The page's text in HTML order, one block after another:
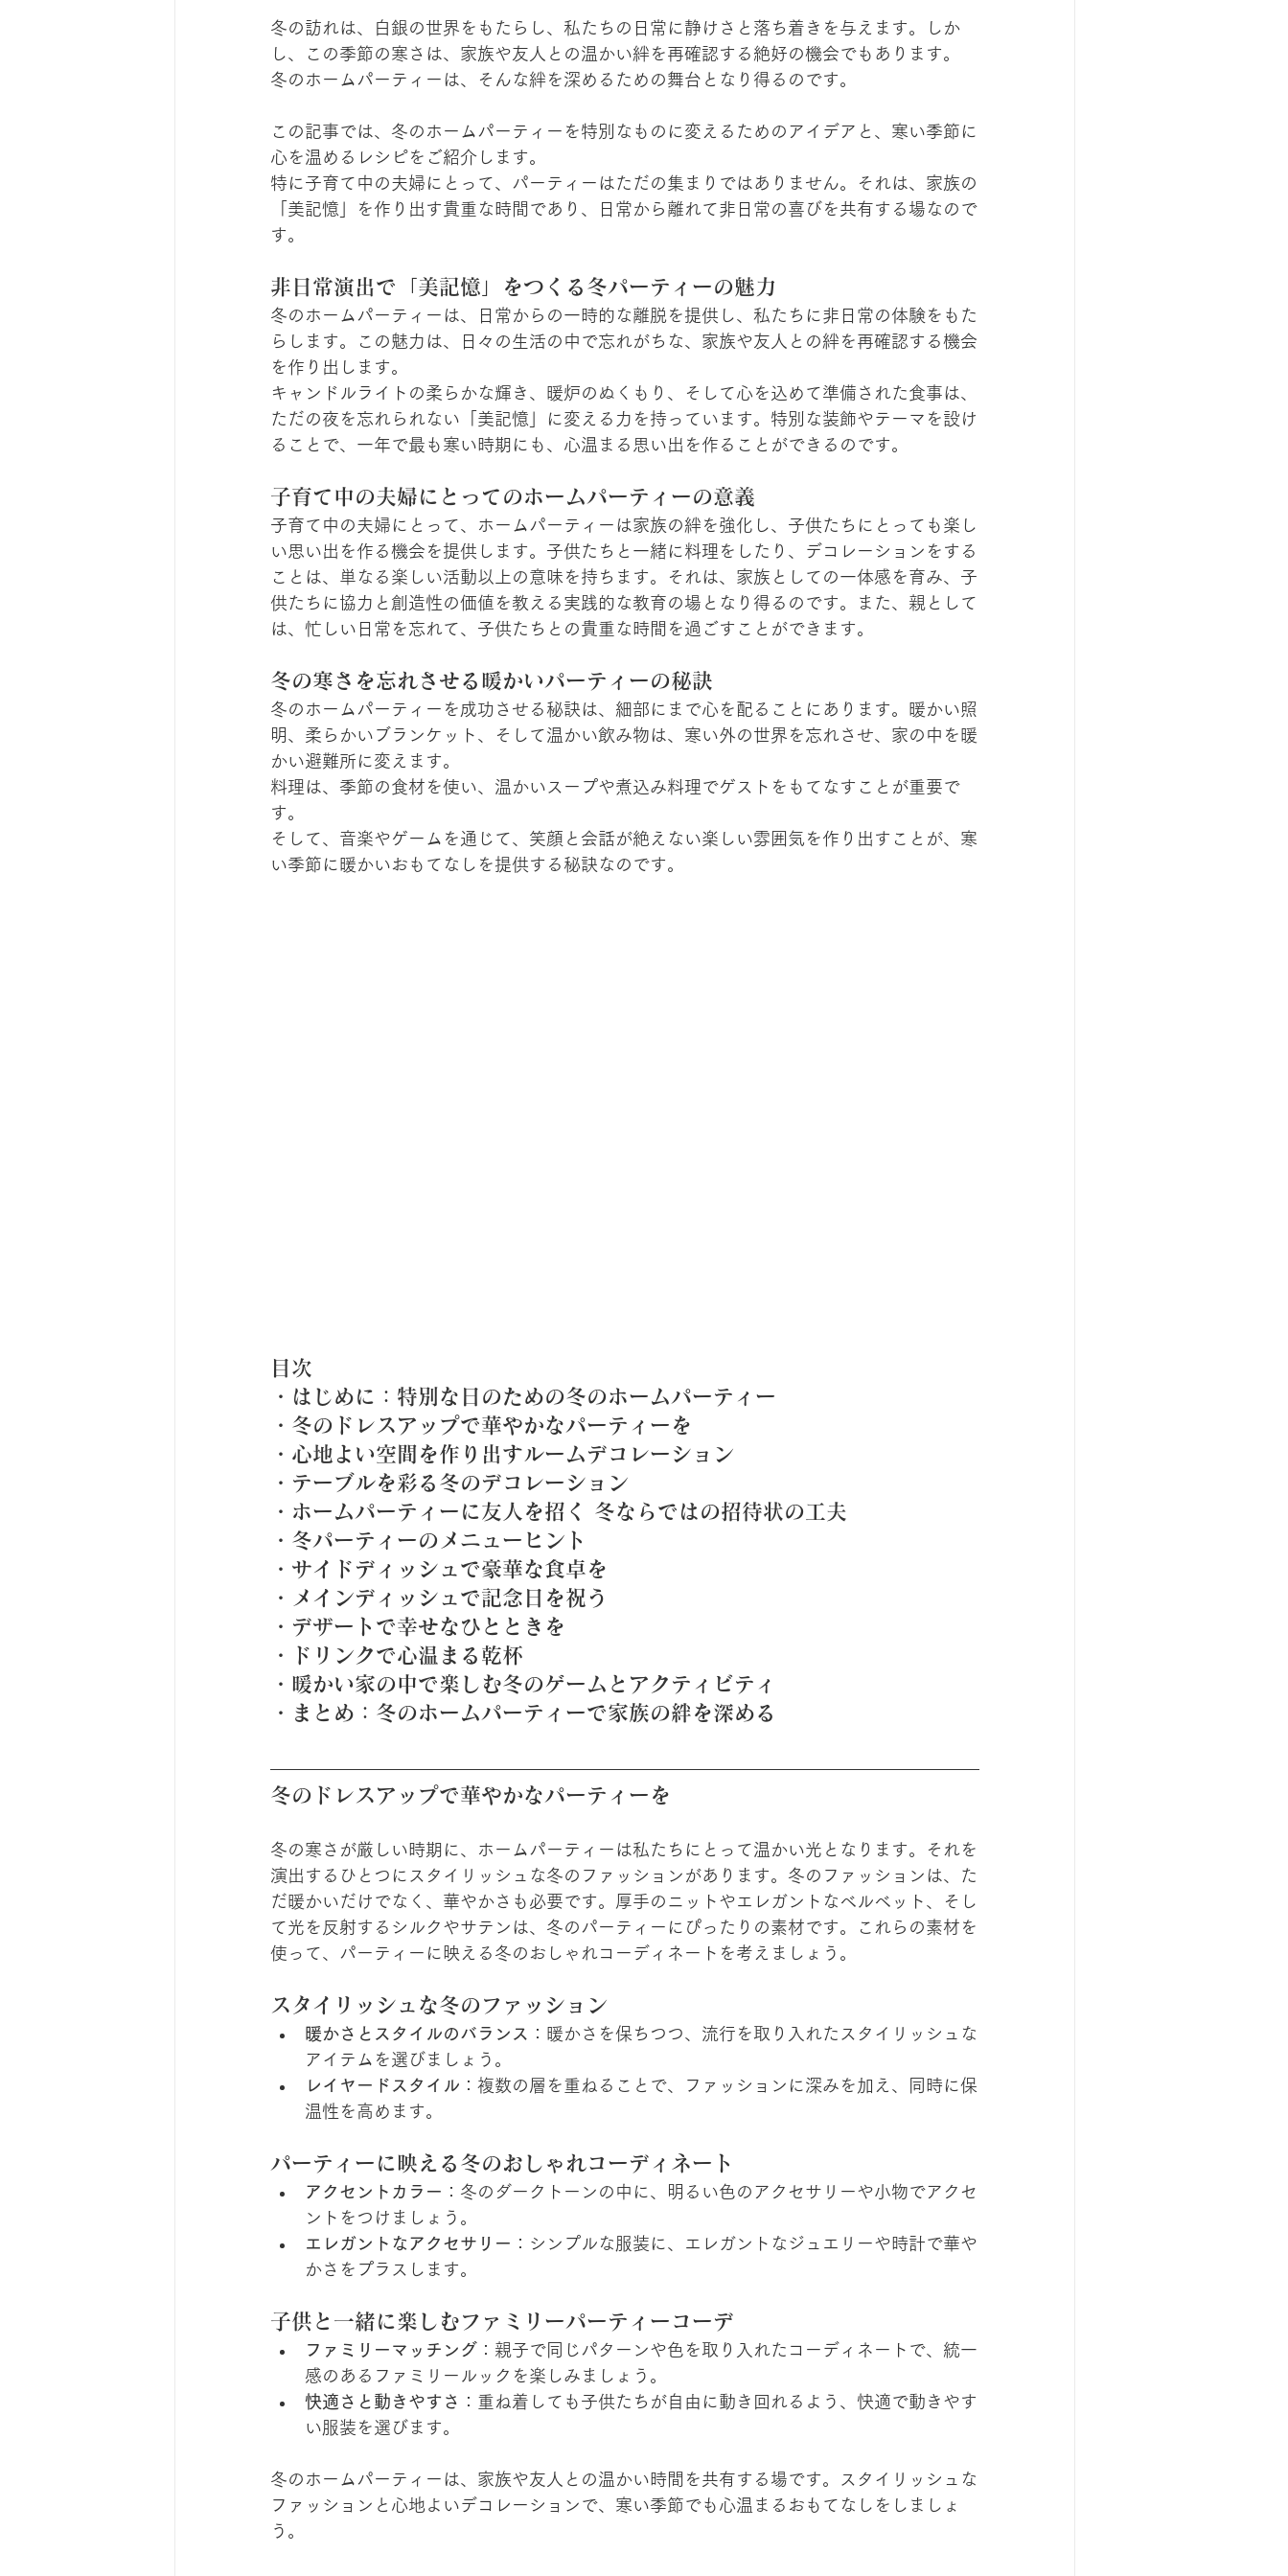
冬の訪れは、白銀の世界をもたらし、私たちの日常に静けさと落ち着きを与えます。しか
し、この季節の寒さは、家族や友人との温かい絆を再確認する絶好の機会でもあります。
冬のホームパーティーは、そんな絆を深めるための舞台となり得るのです。
この記事では、冬のホームパーティーを特別なものに変えるためのアイデアと、寒い季節に
心を温めるレシピをご紹介します。
特に子育て中の夫婦にとって、パーティーはただの集まりではありません。それは、家族の
「美記憶」を作り出す貴重な時間であり、日常から離れて非日常の喜びを共有する場なので
す。
非日常演出で「美記憶」をつくる冬パーティーの魅力
冬のホームパーティーは、日常からの一時的な離脱を提供し、私たちに非日常の体験をもた
らします。この魅力は、日々の生活の中で忘れがちな、家族や友人との絆を再確認する機会
を作り出します。
キャンドルライトの柔らかな輝き、暖炉のぬくもり、そして心を込めて準備された食事は、
ただの夜を忘れられない「美記憶」に変える力を持っています。特別な装飾やテーマを設け
ることで、一年で最も寒い時期にも、心温まる思い出を作ることができるのです。
子育て中の夫婦にとってのホームパーティーの意義
子育て中の夫婦にとって、ホームパーティーは家族の絆を強化し、子供たちにとっても楽し
い思い出を作る機会を提供します。子供たちと一緒に料理をしたり、デコレーションをする
ことは、単なる楽しい活動以上の意味を持ちます。それは、家族としての一体感を育み、子
供たちに協力と創造性の価値を教える実践的な教育の場となり得るのです。また、親として
は、忙しい日常を忘れて、子供たちとの貴重な時間を過ごすことができます。
冬の寒さを忘れさせる暖かいパーティーの秘訣
冬のホームパーティーを成功させる秘訣は、細部にまで心を配ることにあります。暖かい照
明、柔らかいブランケット、そして温かい飲み物は、寒い外の世界を忘れさせ、家の中を暖
かい避難所に変えます。
料理は、季節の食材を使い、温かいスープや煮込み料理でゲストをもてなすことが重要で
す。
そして、音楽やゲームを通じて、笑顔と会話が絶えない楽しい雰囲気を作り出すことが、寒
い季節に暖かいおもてなしを提供する秘訣なのです。
目次
・はじめに：特別な日のための冬のホームパーティー
・冬のドレスアップで華やかなパーティーを
・心地よい空間を作り出すルームデコレーション
・テーブルを彩る冬のデコレーション
・ホームパーティーに友人を招く 冬ならではの招待状の工夫
・冬パーティーのメニューヒント
・サイドディッシュで豪華な食卓を
・メインディッシュで記念日を祝う
・デザートで幸せなひとときを
・ドリンクで心温まる乾杯
・暖かい家の中で楽しむ冬のゲームとアクティビティ
・まとめ：冬のホームパーティーで家族の絆を深める
冬のドレスアップで華やかなパーティーを
冬の寒さが厳しい時期に、ホームパーティーは私たちにとって温かい光となります。それを
演出するひとつにスタイリッシュな冬のファッションがあります。冬のファッションは、た
だ暖かいだけでなく、華やかさも必要です。厚手のニットやエレガントなベルベット、そし
て光を反射するシルクやサテンは、冬のパーティーにぴったりの素材です。これらの素材を
使って、パーティーに映える冬のおしゃれコーディネートを考えましょう。
スタイリッシュな冬のファッション
暖かさとスタイルのバランス
：暖かさを保ちつつ、流行を取り入れたスタイリッシュな
アイテムを選びましょう。
レイヤードスタイル ：複数の層を重ねることで、ファッションに深みを加え、同時に保
温性を高めます。
パーティーに映える冬のおしゃれコーディネート
アクセントカラー ：冬のダークトーンの中に、明るい色のアクセサリーや小物でアクセ
ントをつけましょう。
エレガントなアクセサリー ：シンプルな服装に、エレガントなジュエリーや時計で華や
かさをプラスします。
子供と一緒に楽しむファミリーパーティーコーデ
ファミリーマッチング ：親子で同じパターンや色を取り入れたコーディネートで、統一
感のあるファミリールックを楽しみましょう。
快適さと動きやすさ
：重ね着しても子供たちが自由に動き回れるよう、快適で動きやす
い服装を選びます。
冬のホームパーティーは、家族や友人との温かい時間を共有する場です。スタイリッシュな
ファッションと心地よいデコレーションで、寒い季節でも心温まるおもてなしをしましょ
う。